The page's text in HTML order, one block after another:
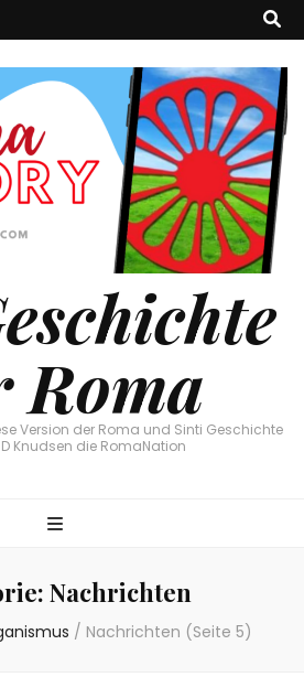
Roma
Version der Roma und Sinti Geschichte
Knudsen die RomaNation
Nachrichten
/ Nachrichten (Seite 5)